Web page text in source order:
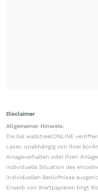
Disclaimer
Allgemeiner Hinweis:
Die bei wallstreetONLINE
Leser, unabhängig von ihrer
Anlageverhalten oder ihren
individuelle Situation des
individuellen Bedürfnisse
Erwerb von Wertpapieren birgt